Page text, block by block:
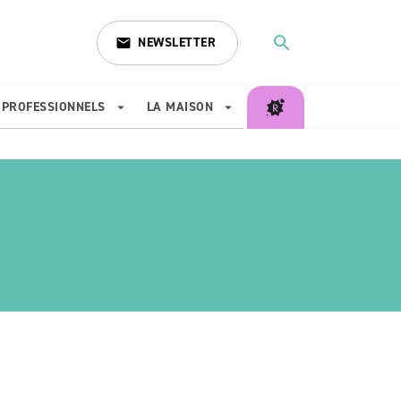
email NEWSLETTER search
PROFESSIONNELS arrow_drop_down LA MAISON arrow_drop_down
search